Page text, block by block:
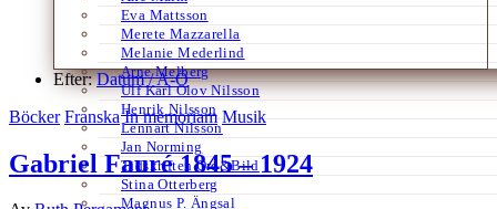
Eva Mattsson
Merete Mazzarella
Melanie Mederlind
Arne Melberg
Ulf Karl Olov Nilsson
Henrik Nilsson
Lennart Nilsson
Jan Norming
Tidskriften Ord&Bild
Stina Otterberg
Magnus P. Ängsal
Efter:Datum /A-Ö
Böcker Franska In memoriam Musik
Gabriel Fauré 1845 – 1924